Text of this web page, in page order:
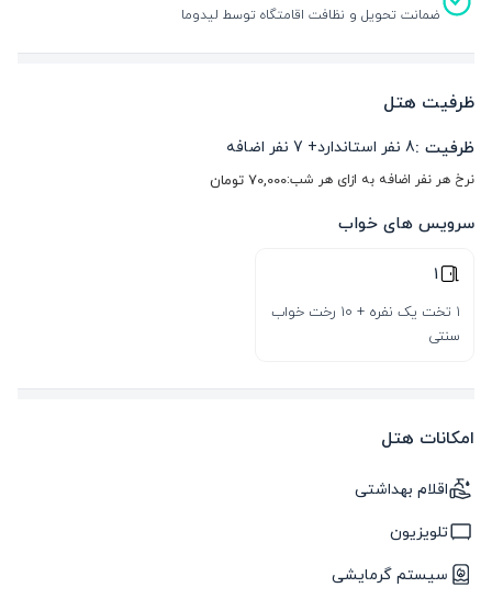
ضمانت تحویل و نظافت اقامتگاه توسط لیدوما
ظرفیت هتل
ظرفیت :8 نفر استاندارد+
7 نفر اضافه
نرخ هر نفر اضافه به ازای هر شب:70,000تومان
سرویس های خواب
1
1 تخت یک نفره + 10 رخت خواب
سنتی
امکانات هتل
اقلام بهداشتی
تلویزیون
سیستم گرمایشی